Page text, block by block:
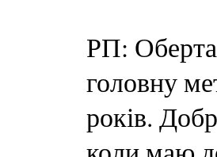
РП:
головну
років.